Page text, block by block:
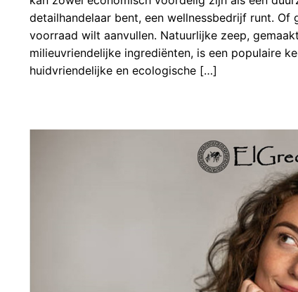
detailhandelaar bent, een wellnessbedrijf runt. Of
voorraad wilt aanvullen. Natuurlijke zeep,
milieuvriendelijke ingrediënten, is een populaire
huidvriendelijke en ecologische […]